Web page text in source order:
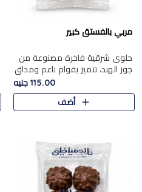
مربي بالفستق كبير
حلوى شرقية فاخرة مصنوعة من
جوز الهند، تتميز بقوام ناعم ومذاق
غني، وتزين بقطع من الفستق
الفاخر التي تضيف عليها قرمشة
115.00 جنيه
أضف